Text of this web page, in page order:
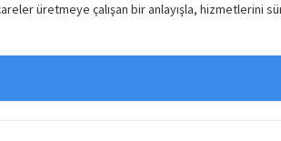
üretmeye çalışan bir anlayışla, hizmetlerini